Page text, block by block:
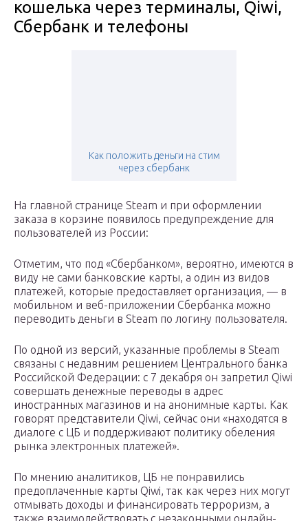
кошелька через терминалы, Qiwi,
Сбербанк и телефоны
Как положить деньги на стим
через сбербанк
На главной странице Steam и при оформлении
заказа в корзине появилось предупреждение для
пользователей из России:
Отметим, что под «Сбербанком», вероятно, имеются в
виду не сами банковские карты, а один из видов
платежей, которые предоставляет организация, — в
мобильном и веб-приложении Сбербанка можно
переводить деньги в Steam по логину пользователя.
По одной из версий, указанные проблемы в Steam
связаны с недавним решением Центрального банка
Российской Федерации: с 7 декабря он запретил Qiwi
совершать денежные переводы в адрес
иностранных магазинов и на анонимные карты. Как
говорят представители Qiwi, сейчас они «находятся в
диалоге с ЦБ и поддерживают политику обеления
рынка электронных платежей».
По мнению аналитиков, ЦБ не понравились
предоплаченные карты Qiwi, так как через них могут
отмывать доходы и финансировать терроризм, а
также взаимодействовать с незаконными онлайн-